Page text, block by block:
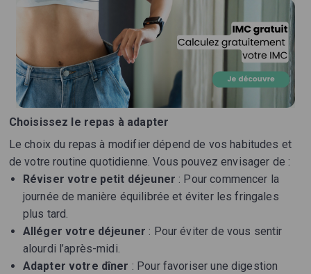
Choisissez le repas à adapter
Le choix du repas à modifier dépend de vos habitudes et
de votre routine quotidienne. Vous pouvez envisager de :
Réviser votre petit déjeuner : Pour commencer la
journée de manière équilibrée et éviter les fringales
plus tard.
Alléger votre déjeuner : Pour éviter de vous sentir
alourdi l’après-midi.
Adapter votre dîner : Pour favoriser une digestion